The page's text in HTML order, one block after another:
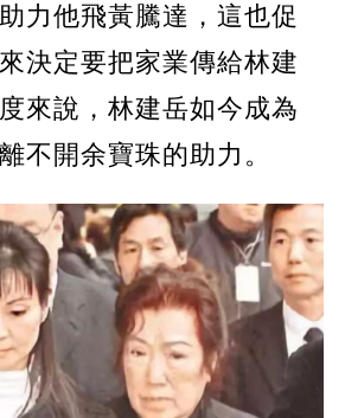
力他飛黃騰達，這也促
決定要把家業傳給林建
來說，林建岳如今成為
不開余寶珠的助力。